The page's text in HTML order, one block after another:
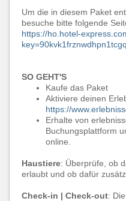
Um die in diesem Paket
besuche bitte folgende
https://ho.hotel-
SO GEHT'S
Kaufe das Paket
Aktiviere deinen
https://
Erhalte von
Buchungsplattform
online.
Haustiere: Überprüfe, ob
erlaubt und ob dafür
Check-in | Check-out: